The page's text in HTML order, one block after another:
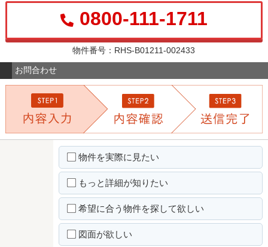
0800-111-1711
物件番号：RHS-B01211-002433
お問合わせ
物件を実際に見たい
もっと詳細が知りたい
希望に合う物件を探して欲しい
図面が欲しい